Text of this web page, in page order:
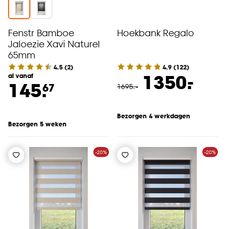
Fenstr Bamboe
Jaloezie Xavi Naturel
65mm
4.5 (2)
al vanaf
145.67
Bezorgen 5 weken
Hoekbank Regalo
4.9 (122)
1695.- 1350.
-
Bezorgen 4 werkdagen
-20% -20%